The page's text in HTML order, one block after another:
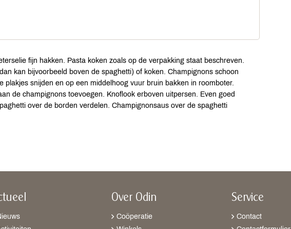
fijn hakken. Pasta koken zoals op de verpakking staat beschreven.
kan bijvoorbeeld boven de spaghetti) of koken. Champignons schoon
plakjes snijden en op een middelhoog vuur bruin bakken in roomboter.
de champignons toevoegen. Knoflook erboven uitpersen. Even goed
over de borden verdelen. Champignonsaus over de spaghetti
Over Odin
Coöperatie
Service
Contact